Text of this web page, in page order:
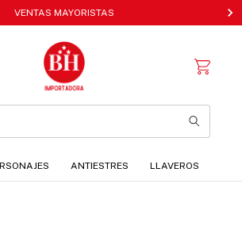
VENTAS MAYORISTAS
ANTIESTRES LLAVEROS